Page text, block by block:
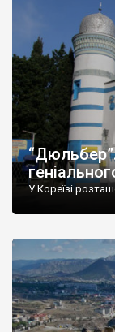
У Кореїзі